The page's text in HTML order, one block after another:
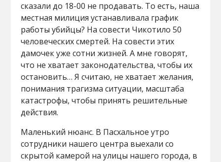
сказали до 18-00 не продавать. То есть, наша
местная милиция устанавливала график
работы убийцы? На совести Чикотило 50
человеческих смертей. На совести этих
дамочек уже сотни жизней. А мне говорят,
что не хватает законодательства, чтобы их
остановить… Я считаю, не хватает желания,
понимания трагизма ситуации, масштаба
катастрофы, чтобы принять решительные
действия.
Маленький нюанс. В Пасхальное утро
сотрудники нашего центра выехали со
скрытой камерой на улицы нашего города, в